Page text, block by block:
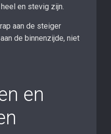
en stevig zijn.
aan de steiger
de binnenzijde, niet
en